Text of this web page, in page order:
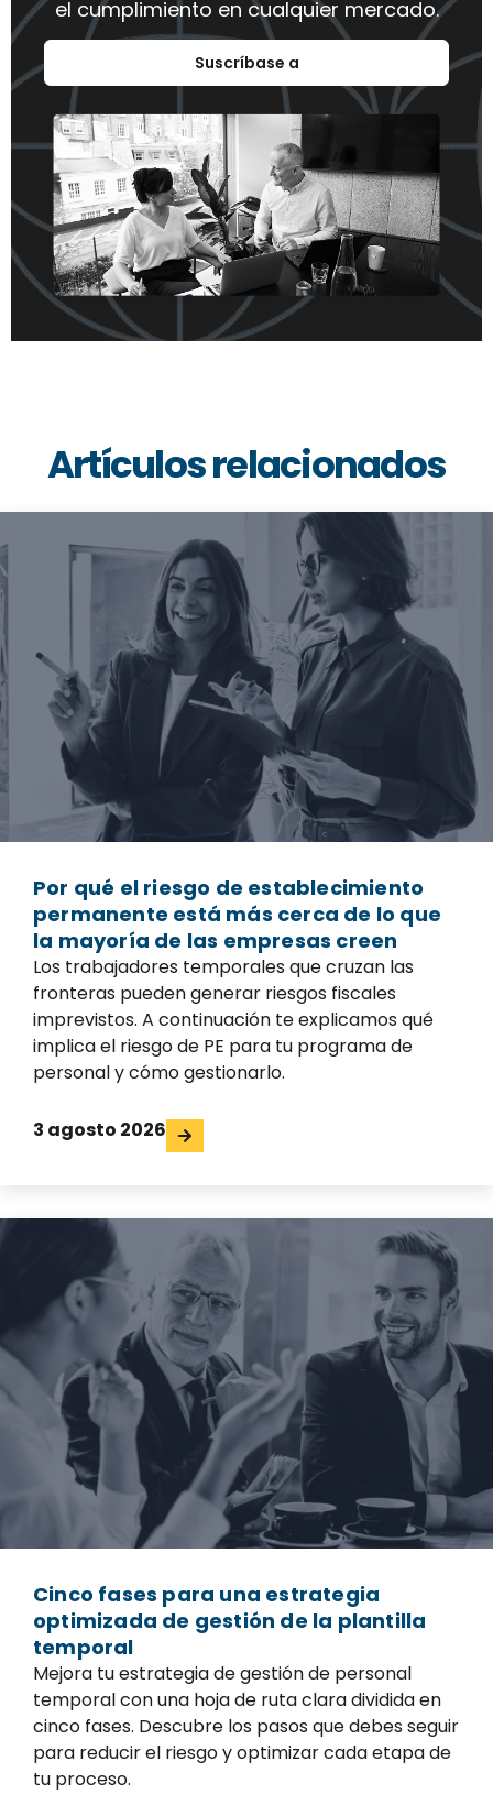
el cumplimiento en cualquier mercado.
Suscríbase a
Artículos relacionados
Por qué el riesgo de establecimiento
permanente está más cerca de lo que
la mayoría de las empresas creen
Los trabajadores temporales que cruzan las
fronteras pueden generar riesgos fiscales
imprevistos. A continuación te explicamos qué
implica el riesgo de PE para tu programa de
personal y cómo gestionarlo.
3 agosto 2026
Cinco fases para una estrategia
optimizada de gestión de la plantilla
temporal
Mejora tu estrategia de gestión de personal
temporal con una hoja de ruta clara dividida en
cinco fases. Descubre los pasos que debes seguir
para reducir el riesgo y optimizar cada etapa de
tu proceso.